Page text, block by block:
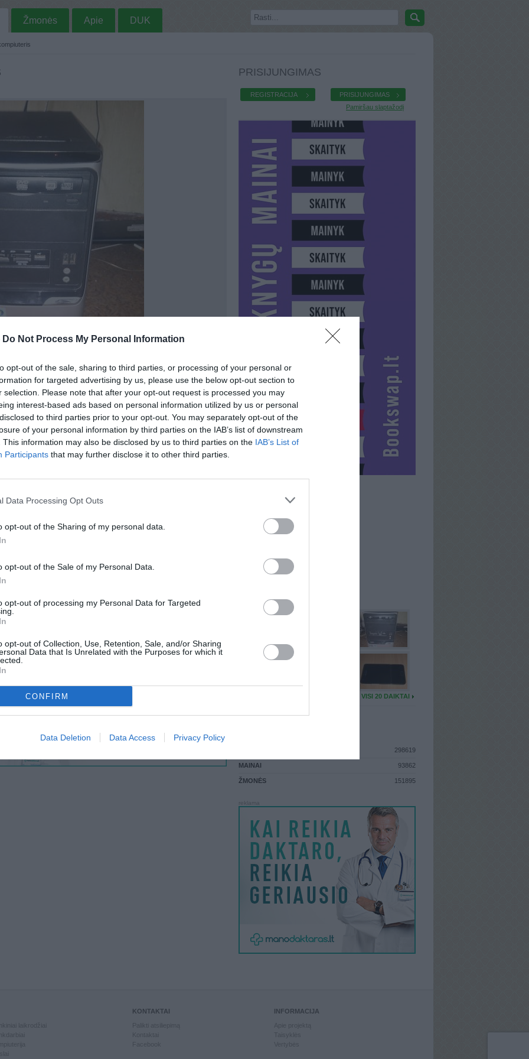
Do Not Process My Personal Information
opt-out of the sale, sharing to third parties, or processing of your personal or
for targeted advertising by us, please use the below opt-out section to
selection. Please note that after your opt-out request is processed you may
interest-based ads based on personal information utilized by us or personal
to third parties prior to your opt-out. You may separately opt-out of the
of your personal information by third parties on the IAB’s list of downstream
This information may also be disclosed by us to third parties on the IAB’s List of
Participants that may further disclose it to other third parties.
Data Processing Opt Outs
opt-out of the Sharing of my personal data.
opt-out of the Sale of my Personal Data.
opt-out of processing my Personal Data for Targeted
opt-out of Collection, Use, Retention, Sale, and/or Sharing
Data that Is Unrelated with the Purposes for which it
CONFIRM
Data Deletion Data Access Privacy Policy
Žmonės Apie DUK
MIESTASVilnius
:400w
titan
arba
detalesne informacija asmenine zinute
100.00 EUR(345,82 LTL)
PRISIJUNGIMAS
REGISTRACIJA
PRISIJUNGIMAS
Pamiršau slaptažodį
STO
ATLIKO MAINŲ
: 13
DAUGIAU DAIKTŲ
VISI 20 DAIKTAI
298619
MAINAI 93862
ŽMONĖS 151895
KONTAKTAI
Kontaktai
INFORMACIJA